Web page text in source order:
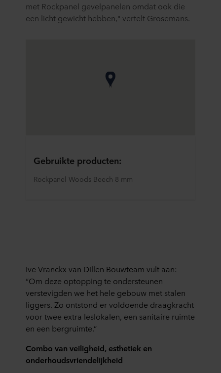
met Rockpanel gevelpanelen omdat ook die
een licht gewicht hebben," vertelt Grosemans.
Gebruikte producten:
Rockpanel Woods Beech 8 mm
Ive Vranckx van Dillen Bouwteam vult aan:
“Om deze optopping te ondersteunen
verstevigden we het hele gebouw met stalen
liggers. Zo ontstond er voldoende draagkracht
voor twee extra leslokalen, een sanitaire ruimte
en een bergruimte.”
Combo van veiligheid, esthetiek en
onderhoudsvriendelijkheid